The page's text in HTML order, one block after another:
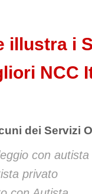
illustra i
NCC
dei Servizi
con autista
privato